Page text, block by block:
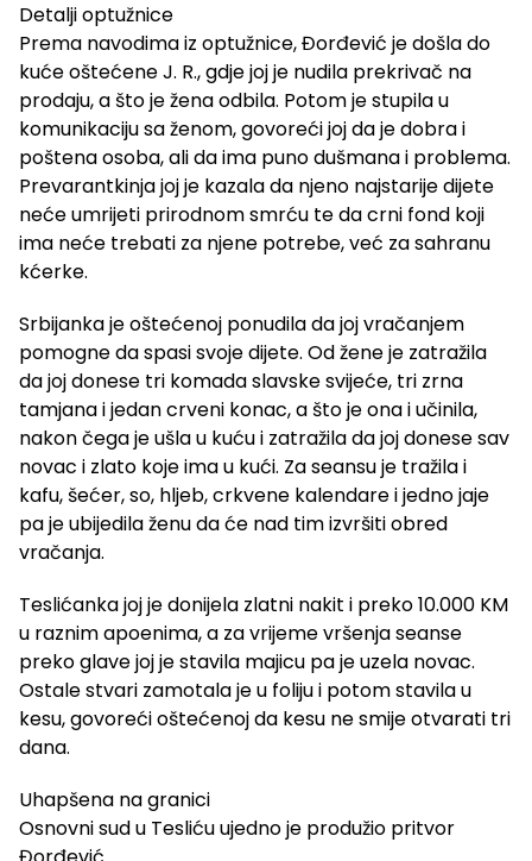
Detalji optužnice
Prema navodima iz optužnice, Đorđević je došla do
kuće oštećene J. R., gdje joj je nudila prekrivač na
prodaju, a što je žena odbila. Potom je stupila u
komunikaciju sa ženom, govoreći joj da je dobra i
poštena osoba, ali da ima puno dušmana i problema.
Prevarantkinja joj je kazala da njeno najstarije dijete
neće umrijeti prirodnom smrću te da crni fond koji
ima neće trebati za njene potrebe, već za sahranu
kćerke.
Srbijanka je oštećenoj ponudila da joj vračanjem
pomogne da spasi svoje dijete. Od žene je zatražila
da joj donese tri komada slavske svijeće, tri zrna
tamjana i jedan crveni konac, a što je ona i učinila,
nakon čega je ušla u kuću i zatražila da joj donese sav
novac i zlato koje ima u kući. Za seansu je tražila i
kafu, šećer, so, hljeb, crkvene kalendare i jedno jaje
pa je ubijedila ženu da će nad tim izvršiti obred
vračanja.
Teslićanka joj je donijela zlatni nakit i preko 10.000 KM
u raznim apoenima, a za vrijeme vršenja seanse
preko glave joj je stavila majicu pa je uzela novac.
Ostale stvari zamotala je u foliju i potom stavila u
kesu, govoreći oštećenoj da kesu ne smije otvarati tri
dana.
Uhapšena na granici
Osnovni sud u Tesliću ujedno je produžio pritvor